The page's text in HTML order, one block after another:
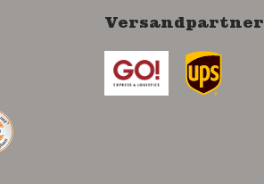
Versandpartner